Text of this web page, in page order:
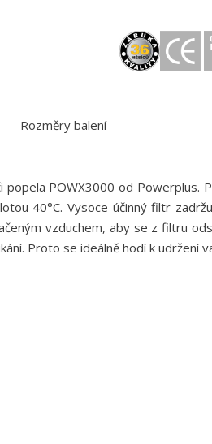
Rozměry balení
POWX3000 od Powerplus.
40°C. Vysoce účinný filtr
vzduchem, aby se z filtru
Proto se ideálně hodí k udržení